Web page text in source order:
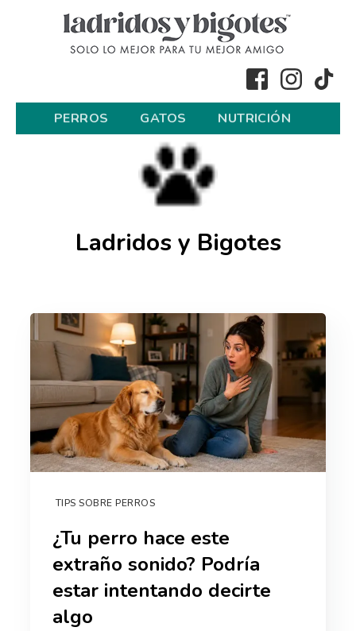
PERROS GATOS NUTRICIÓN
Ladridos y Bigotes
TIPS SOBRE PERROS
¿Tu perro hace este
extraño sonido? Podría
estar intentando decirte
algo